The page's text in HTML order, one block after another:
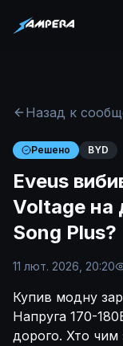
Назад к
Решено BYD
Eveus
Voltage на
Song Plus?
11 лют. 2026, 20:20
Купив модну
Напруга 170-
дорого. Хто чим